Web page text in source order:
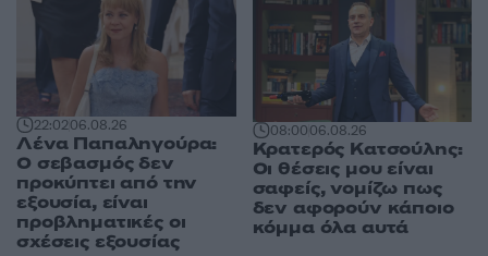
22:0206.08.26
Λένα Παπαληγούρα:
Ο σεβασμός δεν
προκύπτει από την
εξουσία, είναι
προβληματικές οι
σχέσεις εξουσίας
08:0006.08.26
Κρατερός Κατσούλης:
Οι θέσεις μου είναι
σαφείς, νομίζω πως
δεν αφορούν κάποιο
κόμμα όλα αυτά